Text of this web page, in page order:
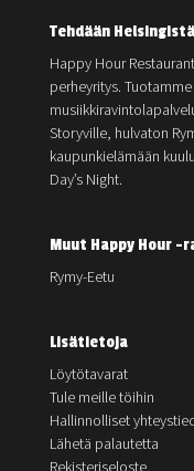
Tehdään
Happy Hour
perheyritys.
Storyville, hulvaton
kaupunkielämään
Day’s Night.
Muut Happy Hour -
Rymy-Eetu
Lisätietoja
Löytötavarat
Tule meille töihin
Hallinnolliset
Lähetä palautetta